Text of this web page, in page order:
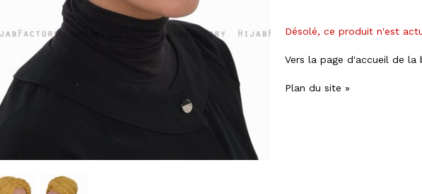
Désolé, ce produit n'est
Vers la page d'accueil de la
Plan du site »